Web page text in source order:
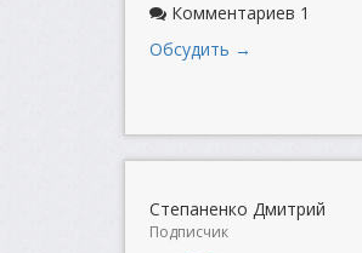
Комментариев 1
Обсудить →
Степаненко Дмитрий
Подписчик